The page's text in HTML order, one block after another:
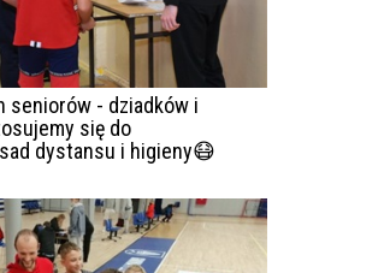
seniorów - dziadków i
się do
dystansu i higieny😷